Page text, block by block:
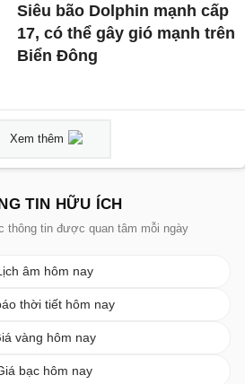
Siêu bão Dolphin mạnh cấp
17, có thể gây gió mạnh trên
Biển Đông
Xem thêm
TIN HỮU ÍCH
thông tin được quan tâm mỗi ngày
âm hôm nay
thời tiết hôm nay
vàng hôm nay
bạc hôm nay